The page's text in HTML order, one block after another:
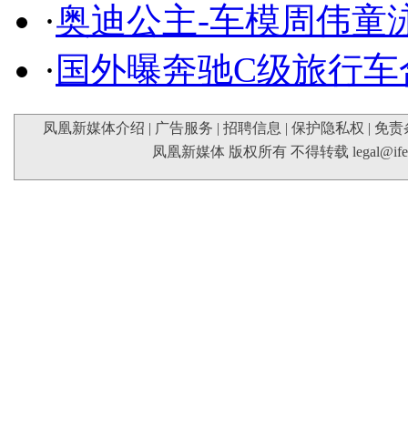
·奥迪公主-车模周伟童
· 国外曝奔驰C级旅行
凤凰新媒体介绍 | 广告服务 | 招聘信息 | 保护隐私权 | 免责
凤凰新媒体 版权所有 不得转载